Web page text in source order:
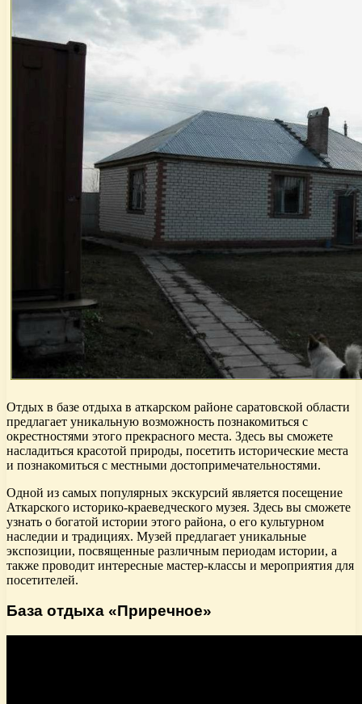
Отдых в базе отдыха в аткарском районе саратовской области
предлагает уникальную возможность познакомиться с
окрестностями этого прекрасного места. Здесь вы сможете
насладиться красотой природы, посетить исторические места
и познакомиться с местными достопримечательностями.
Одной из самых популярных экскурсий является посещение
Аткарского историко-краеведческого музея. Здесь вы сможете
узнать о богатой истории этого района, о его культурном
наследии и традициях. Музей предлагает уникальные
экспозиции, посвященные различным периодам истории, а
также проводит интересные мастер-классы и мероприятия для
посетителей.
База отдыха «Приречное»